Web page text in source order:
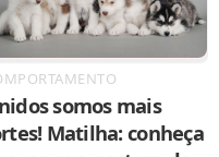
somos mais
Matilha: conheça